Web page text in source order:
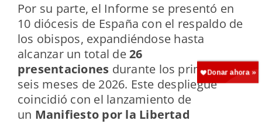
Por su parte, el Informe se presentó en
10 diócesis de España con el respaldo de
los obispos, expandiéndose hasta
alcanzar un total de26
presentaciones durante los primeros
seis meses de 2026. Este despliegue
coincidió con el lanzamiento de
un Manifiesto por la Libertad